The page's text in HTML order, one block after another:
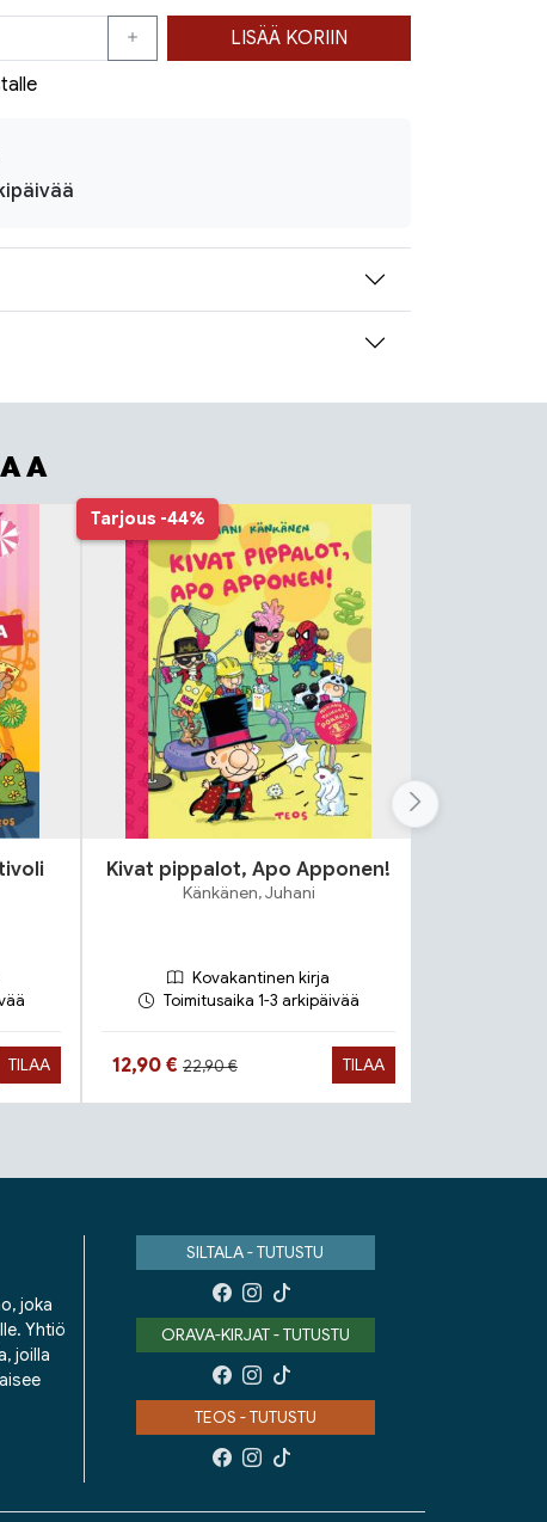
LISÄÄ KORIIN
TILAA
Tarjous -44%
Kivat pippalot, Apo Apponen!
Känkänen, Juhani
Kovakantinen kirja
Toimitusaika 1-3 arkipäivää
Hinta nyt
12,90 € Hinta aiemmin
22,90 € TILAA
joka
Yhtiö
joilla
SILTALA - TUTUSTU
ORAVA-KIRJAT - TUTUSTU
TEOS - TUTUSTU